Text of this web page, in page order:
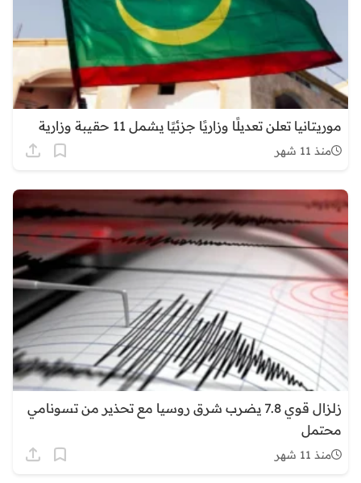
موريتانيا تعلن تعديلًا وزاريًا جزئيًا يشمل 11 حقيبة وزارية
منذ 11 شهر
زلزال قوي 7.8 يضرب شرق روسيا مع تحذير من تسونامي
محتمل
منذ 11 شهر